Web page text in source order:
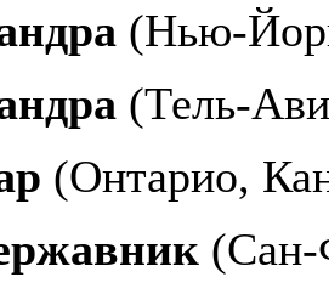
(Нью-
(Тель-
(Онтарио,
(Сан-